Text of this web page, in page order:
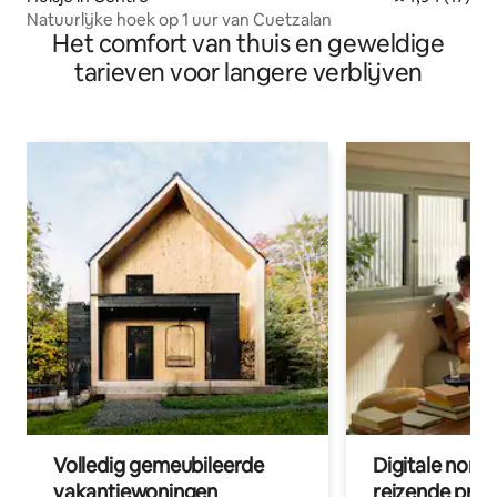
Natuurlijke hoek op 1 uur van Cuetzalan
Het comfort van thuis en geweldige
tarieven voor langere verblijven
Volledig gemeubileerde
Digitale